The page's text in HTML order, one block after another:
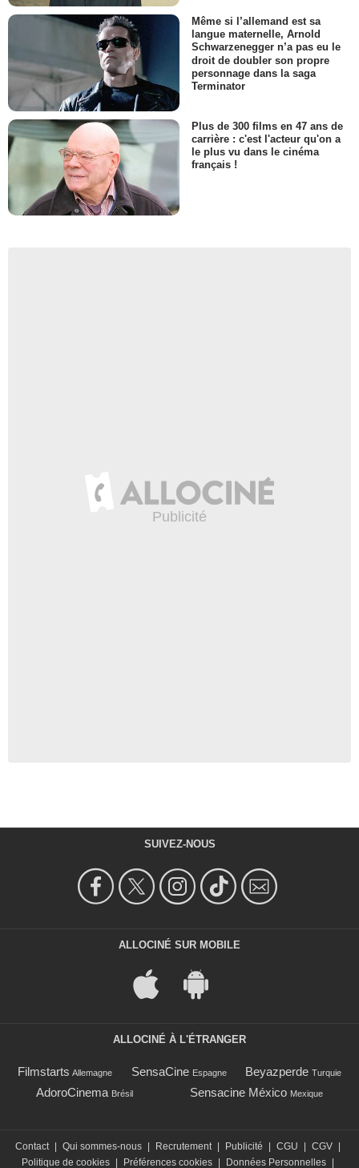
Même si l’allemand est sa
langue maternelle, Arnold
Schwarzenegger n’a pas eu le
droit de doubler son propre
personnage dans la saga
Terminator
Plus de 300 films en 47 ans de
carrière : c'est l'acteur qu'on a
le plus vu dans le cinéma
français !
SUIVEZ-NOUS
ALLOCINÉ SUR MOBILE
ALLOCINÉ À L'ÉTRANGER
Filmstarts Allemagne SensaCine Espagne Beyazperde Turquie
AdoroCinema Brésil Sensacine México Mexique
Contact Qui sommes-nous Recrutement Publicité CGU CGV
Politique de cookies
Préférences cookies Données Personnelles